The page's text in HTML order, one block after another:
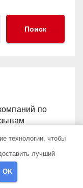
Поиск
по
технологии, чтобы
лучший
OK